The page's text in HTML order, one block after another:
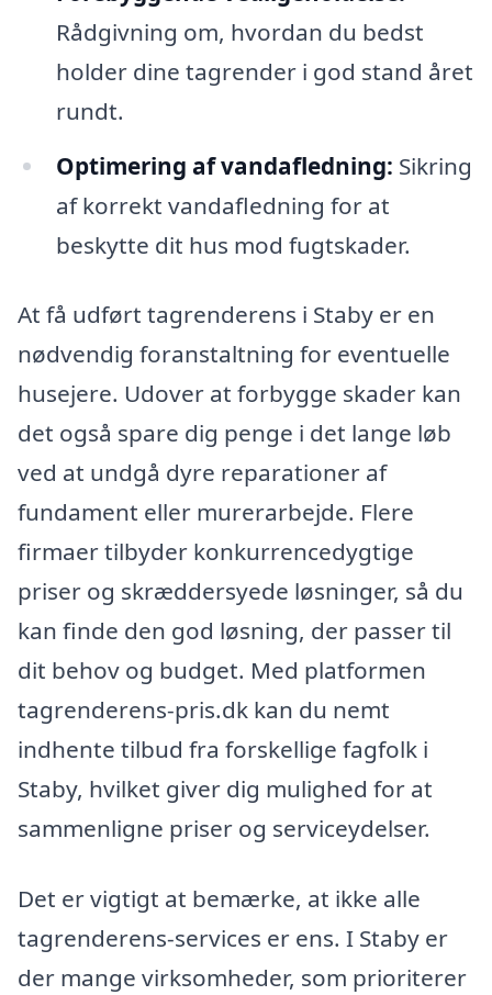
Rådgivning om, hvordan du bedst
holder dine tagrender i god stand året
rundt.
Optimering af vandafledning: Sikring
af korrekt vandafledning for at
beskytte dit hus mod fugtskader.
At få udført tagrenderens i Staby er en
nødvendig foranstaltning for eventuelle
husejere. Udover at forbygge skader kan
det også spare dig penge i det lange løb
ved at undgå dyre reparationer af
fundament eller murerarbejde. Flere
firmaer tilbyder konkurrencedygtige
priser og skræddersyede løsninger, så du
kan finde den god løsning, der passer til
dit behov og budget. Med platformen
tagrenderens-pris.dk kan du nemt
indhente tilbud fra forskellige fagfolk i
Staby, hvilket giver dig mulighed for at
sammenligne priser og serviceydelser.
Det er vigtigt at bemærke, at ikke alle
tagrenderens-services er ens. I Staby er
der mange virksomheder, som prioriterer